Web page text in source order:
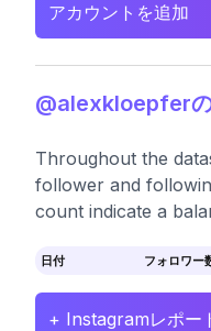
アカウントを追加
@alexkloepfer
Throughout the
follower and
count indicate a
日付 フォロワー
+ Instagramレポー